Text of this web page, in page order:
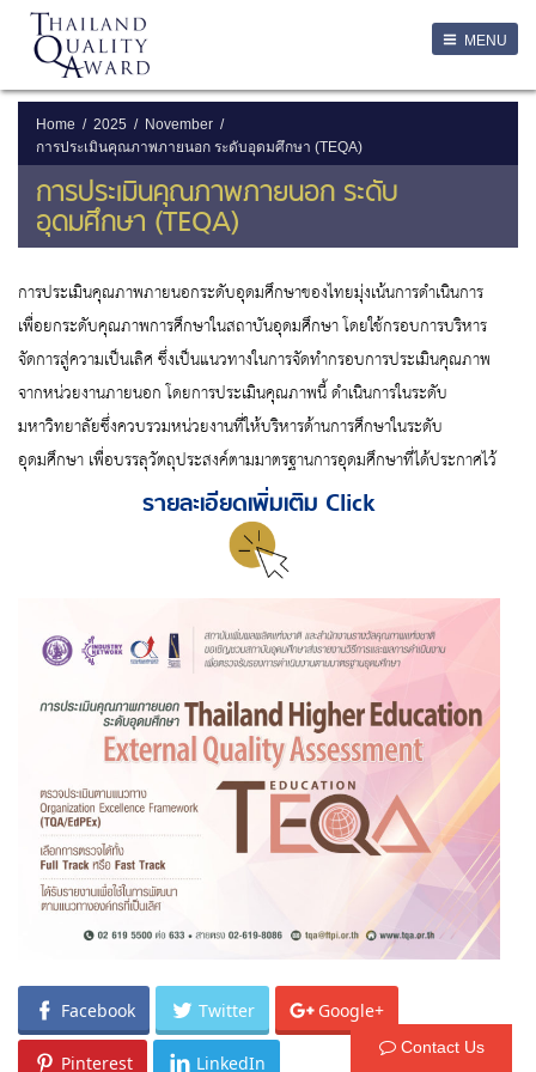
MENU
Home 2025
November
การประเมินคุณภาพภายนอก ระดับอุดมศึกษา (TEQA)
การประเมินคุณภาพภายนอก ระดับ
อุดมศึกษา (TEQA)
การประเมินคุณภาพภายนอกระดับอุดมศึกษาของไทยมุ่งเน้นการดำเนินการ
เพื่อยกระดับคุณภาพการศึกษาในสถาบันอุดมศึกษา โดยใช้กรอบการบริหาร
จัดการสู่ความเป็นเลิศ ซึ่งเป็นแนวทางในการจัดทำกรอบการประเมินคุณภาพ
จากหน่วยงานภายนอก โดยการประเมินคุณภาพนี้ ดำเนินการในระดับ
มหาวิทยาลัยซึ่งควบรวมหน่วยงานที่ให้บริหารด้านการศึกษาในระดับ
อุดมศึกษา เพื่อบรรลุวัตถุประสงค์ตามมาตรฐานการอุดมศึกษาที่ได้ประกาศไว้
รายละเอียดเพิ่มเติม Click
Facebook Twitter Google+
Pinterest LinkedIn
Contact Us
Username
Password
ลืมรหัสผ่าน
SERVICES